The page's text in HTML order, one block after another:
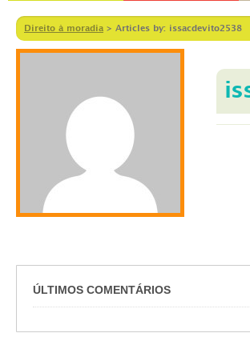
Direito à moradia > Articles by: issacdevito2538
ÚLTIMOS COMENTÁRIOS